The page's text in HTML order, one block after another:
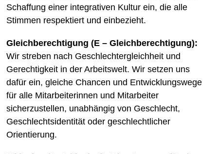
Schaffung einer integrativen Kultur ein, die alle
Stimmen respektiert und einbezieht.
Gleichberechtigung (E – Gleichberechtigung):
Wir streben nach Geschlechtergleichheit und
Gerechtigkeit in der Arbeitswelt. Wir setzen uns
dafür ein, gleiche Chancen und Entwicklungswege
für alle Mitarbeiterinnen und Mitarbeiter
sicherzustellen, unabhängig von Geschlecht,
Geschlechtsidentität oder geschlechtlicher
Orientierung.